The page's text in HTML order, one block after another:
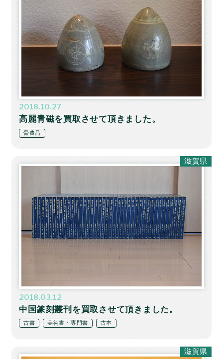
2018.10.27
高麗青磁を買取させて頂きました。
骨董品
2018.03.12
中国篆刻叢刊を買取させて頂きました。
古書 美術書・専門書 古本
滋賀県
滋賀県